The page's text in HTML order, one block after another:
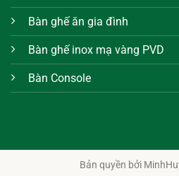
Bàn ghế ăn gia đình
Bàn ghế inox mạ vàng PVD
Bàn Console
Bản quyền bởi